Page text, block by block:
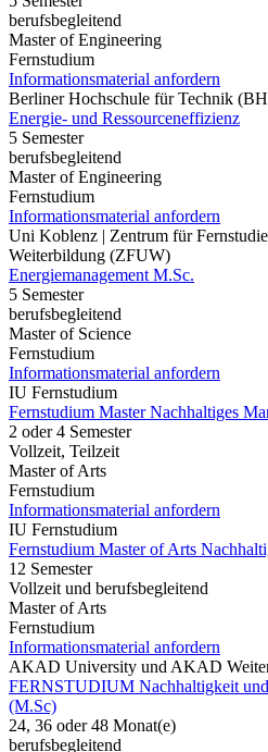
berufsbegleitend
Master of Engineering
Fernstudium
Informationsmaterial anfordern
Berliner Hochschule für Technik
Energie- und Ressourceneffizienz
5 Semester
berufsbegleitend
Master of Engineering
Fernstudium
Informationsmaterial anfordern
Uni Koblenz | Zentrum für
Weiterbildung (ZFUW)
Energiemanagement M.Sc.
5 Semester
berufsbegleitend
Master of Science
Fernstudium
Informationsmaterial anfordern
IU Fernstudium
Fernstudium Master Nachhaltiges
2 oder 4 Semester
Vollzeit, Teilzeit
Master of Arts
Fernstudium
Informationsmaterial anfordern
IU Fernstudium
Fernstudium Master of Arts
12 Semester
Vollzeit und berufsbegleitend
Master of Arts
Fernstudium
Informationsmaterial anfordern
AKAD University und AKAD
FERNSTUDIUM Nachhaltigkeit und
(M.Sc)
24, 36 oder 48 Monat(e)
berufsbegleitend